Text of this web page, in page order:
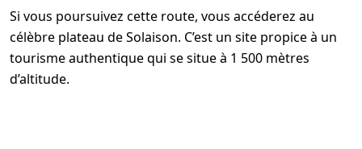
Si vous poursuivez cette route, vous accéderez au
célèbre plateau de Solaison. C’est un site propice à un
tourisme authentique qui se situe à 1 500 mètres
d’altitude.